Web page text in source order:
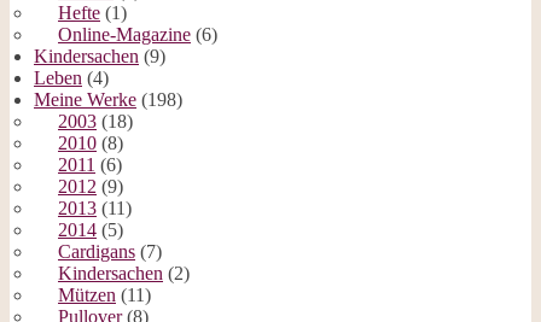
Hefte (1)
Online-Magazine (6)
Kindersachen (9)
Leben (4)
Meine Werke (198)
2003 (18)
2010 (8)
2011 (6)
2012 (9)
2013 (11)
2014 (5)
Cardigans (7)
Kindersachen (2)
Mützen (11)
Pullover(8)